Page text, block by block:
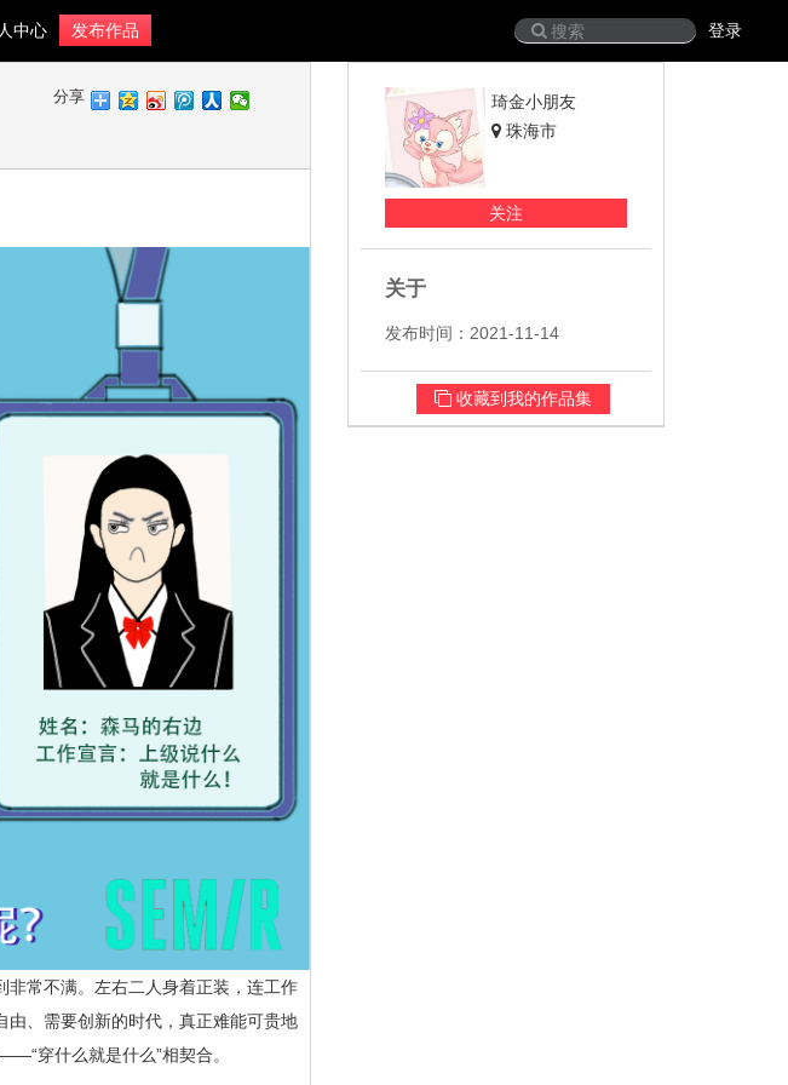
中心 发布作品 登录
分享
非常不满。左右二人身着正装，连工作
由、需要创新的时代，真正难能可贵地
穿什么就是什么”相契合。
琦金小朋友
珠海市
关注
关于
发布时间：2021-11-14
收藏到我的作品集